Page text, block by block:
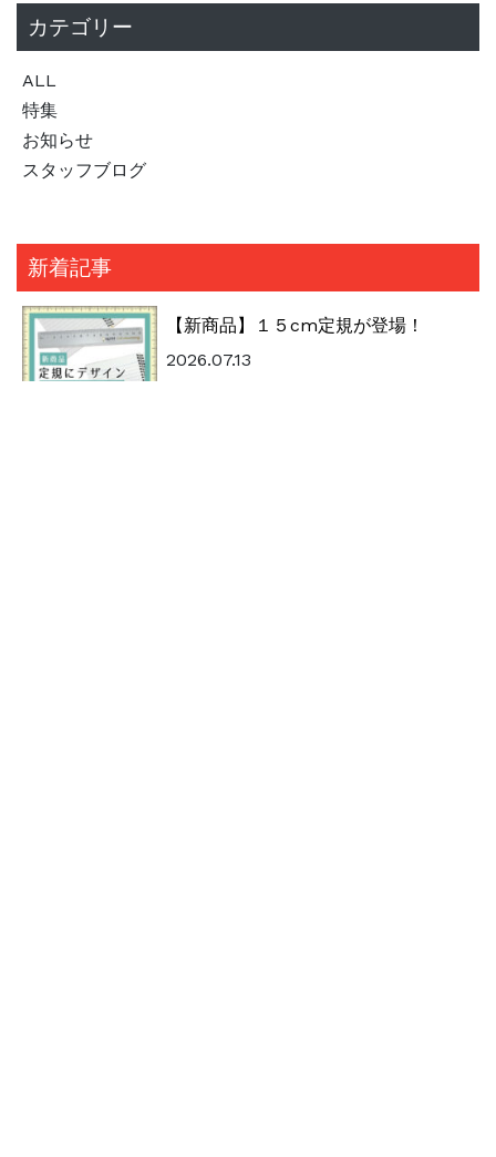
カテゴリー
ALL
特集
お知らせ
スタッフブログ
新着記事
【新商品】１５cm定規が登場！
2026.07.13